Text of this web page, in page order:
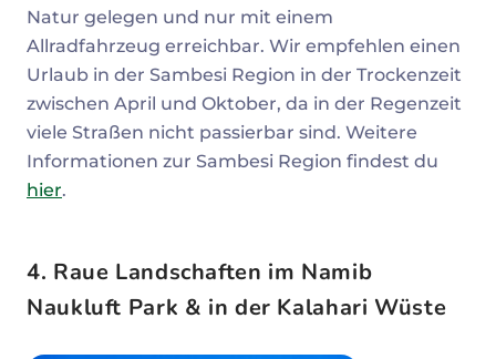
Natur gelegen und nur mit einem
Allradfahrzeug erreichbar. Wir empfehlen einen
Urlaub in der Sambesi Region in der Trockenzeit
zwischen April und Oktober, da in der Regenzeit
viele Straßen nicht passierbar sind. Weitere
Informationen zur Sambesi Region findest du
hier.
4. Raue Landschaften im Namib
Naukluft Park & in der Kalahari Wüste